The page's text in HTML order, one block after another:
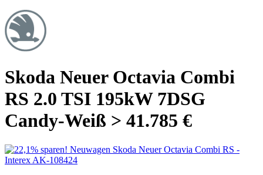
Skoda Neuer Octavia Combi
RS 2.0 TSI 195kW 7DSG
Candy-Weiß > 41.785 €